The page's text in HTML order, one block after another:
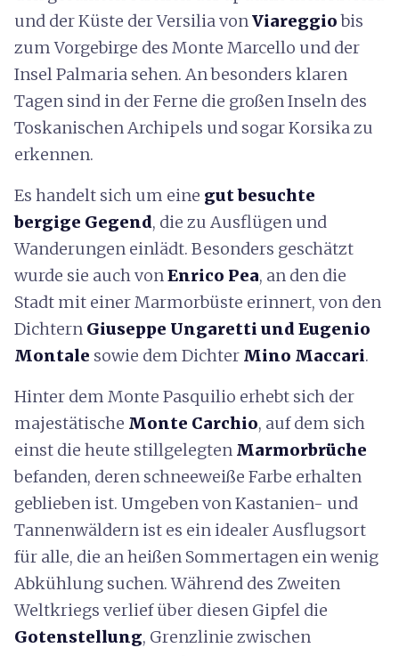
und der Küste der Versilia vonViareggiobis
zum Vorgebirge des Monte Marcello und der
Insel Palmaria sehen. An besonders klaren
Tagen sind in der Ferne die großen Inseln des
Toskanischen Archipels und sogar Korsika zu
erkennen.
Es handelt sich um eine gut besuchte
bergige Gegend, die zu Ausflügen und
Wanderungen einlädt. Besonders geschätzt
wurde sie auch vonEnrico Pea, an den die
Stadt mit einer Marmorbüste erinnert, von den
Dichtern Giuseppe Ungaretti und Eugenio
Montale sowie dem Dichter Mino Maccari.
Hinter dem Monte Pasquilio erhebt sich der
majestätische Monte Carchio, auf dem sich
einst die heute stillgelegten Marmorbrüche
befanden, deren schneeweiße Farbe erhalten
geblieben ist. Umgeben von Kastanien- und
Tannenwäldern ist es ein idealer Ausflugsort
für alle, die an heißen Sommertagen ein wenig
Abkühlung suchen. Während des Zweiten
Weltkriegs verlief über diesen Gipfel die
Gotenstellung, Grenzlinie zwischen